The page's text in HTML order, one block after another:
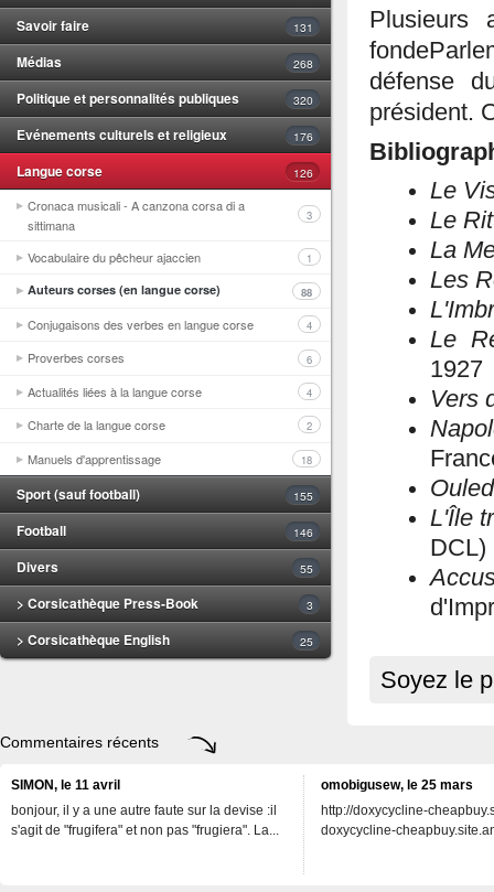
Savoir faire 131
Médias 268
Politique et personnalités publiques 320
Evénements culturels et religieux 176
Langue corse 126
Cronaca musicali - A canzona corsa di a
sittimana
3
Vocabulaire du pêcheur ajaccien 1
Auteurs corses (en langue corse) 88
Conjugaisons des verbes en langue corse 4
Proverbes corses 6
Actualités liées à la langue corse 4
Charte de la langue corse 2
Manuels d'apprentissage 18
Sport (sauf football) 155
Football 146
Divers 55
> Corsicathèque Press-Book 3
> Corsicathèque English 25
Plusieurs
défense
président.
Le
Le
La
Les
Le
1927
Vers
L'Île
DCL)
Soyez le
Commentaires récents
SIMON, le 11 avril
bonjour, il y a une autre faute sur la devise :il
s'agit de "frugifera" et non pas "frugiera". La...
omobigusew, le 25 mars
http://doxycycline-
doxycycline-